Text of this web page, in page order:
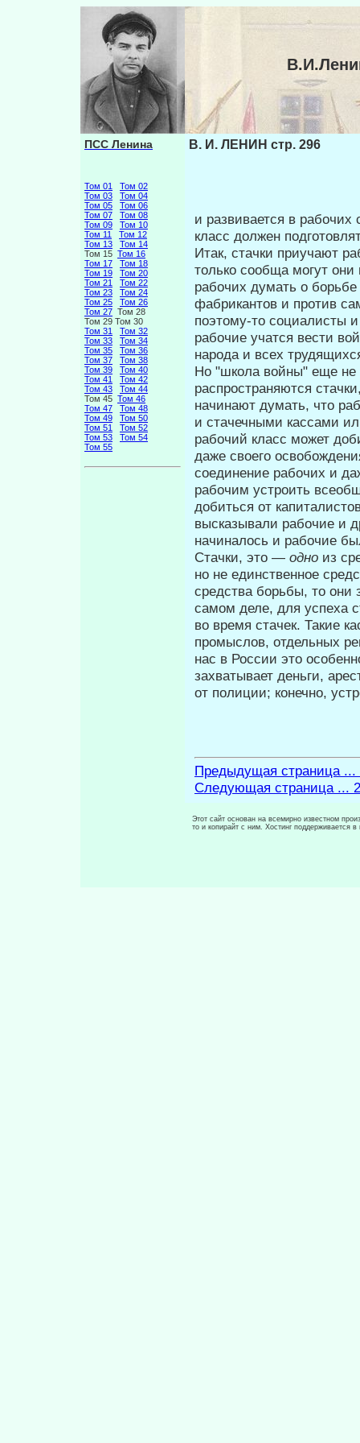
ПСС Ленина
Том 01
Том 02
Том 03
Том 04
Том 05
Том 06
Том 07
Том 08
Том 09
Том 10
Том 11
Том 12
Том 13
Том 14
Том 15 Том 16
Том 17
Том 18
Том 19
Том 20
Том 21
Том 22
Том 23
Том 24
Том 25
Том 26
Том 27 Том 28
Том 29 Том 30
Том 31
Том 32
Том 33
Том 34
Том 35
Том 36
Том 37
Том 38
Том 39
Том 40
Том 41
Том 42
Том 43
Том 44
Том 45 Том 46
Том 47
Том 48
Том 49
Том 50
Том 51
Том 52
Том 53
Том 54
Том 55
В. И. ЛЕНИН стр. 296
и развивается в рабочих
класс дол­жен
Итак, стачки приучают
только сообща могут они
рабочих думать о борьбе
фабрикантов и против
поэтому-то социалисты
рабочие учатся вести
народа и всех
Но "школа войны" еще не
распро­страняются
начинают думать, что
и стачечными кассами
рабочий класс может
даже своего
соединение рабочих и
рабочим устроить
добиться от
высказывали рабочие и
начиналось и рабочие
Стачки, это — одно из
но не единственное
средства борьбы, то они
самом деле, для успеха
во время стачек. Такие
промыслов, отдельных
нас в России это
захватывает деньги,
от полиции; конечно,
Предыдущая страница ...
Следующая страница ...
Этот сайт основан на всемирно известном
то и копирайт с ним. Хостинг поддерживается